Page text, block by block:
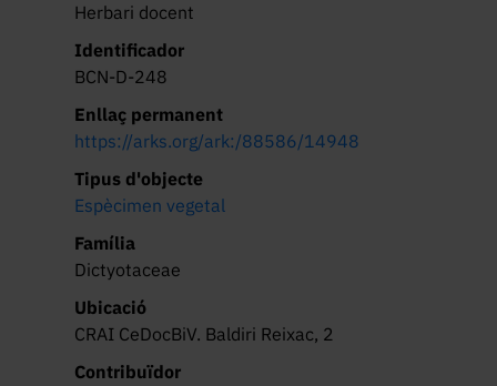
Herbari docent
Identificador
BCN-D-248
Enllaç permanent
https://arks.org/ark:/88586/14948
Tipus d'objecte
Espècimen vegetal
Família
Dictyotaceae
Ubicació
CRAI CeDocBiV. Baldiri Reixac, 2
Contribuïdor